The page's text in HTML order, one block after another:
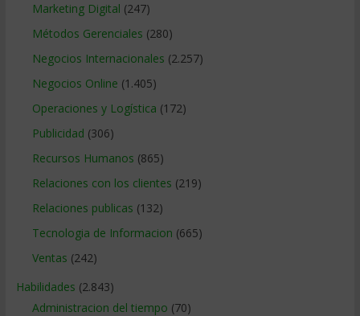
Marketing Digital (247)
Métodos Gerenciales (280)
Negocios Internacionales (2.257)
Negocios Online (1.405)
Operaciones y Logística (172)
Publicidad (306)
Recursos Humanos (865)
Relaciones con los clientes (219)
Relaciones publicas (132)
Tecnologia de Informacion (665)
Ventas (242)
Habilidades (2.843)
Administracion del tiempo (70)